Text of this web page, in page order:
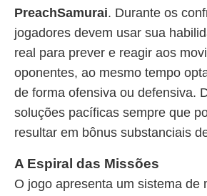
PreachSamurai. Durante os
jogadores devem usar sua
real para prever e reagir aos
oponentes, ao mesmo tempo
de forma ofensiva ou defensiva.
soluções pacíficas sempre que
resultar em bônus substanciais
A Espiral das Missões
O jogo apresenta um sistema de